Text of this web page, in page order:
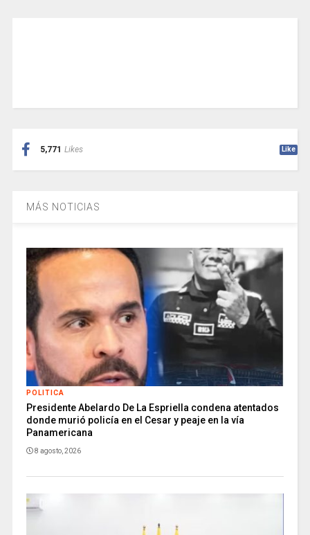
5,771 Likes Like
MÁS NOTICIAS
POLITICA
Presidente Abelardo De La Espriella condena atentados
donde murió policía en el Cesar y peaje en la vía
Panamericana
8 agosto, 2026